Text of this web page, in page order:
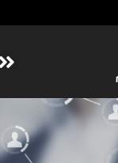
เกี่ยวกับ กบข.
บริการสมาชิก